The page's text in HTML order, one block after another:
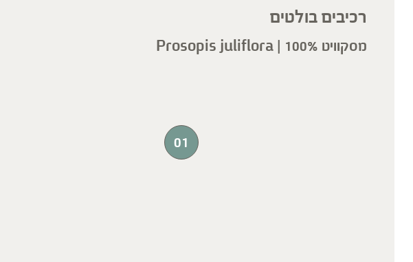
רכיבים בולטים
מסקוויט 100% | Prosopis juliflora
01